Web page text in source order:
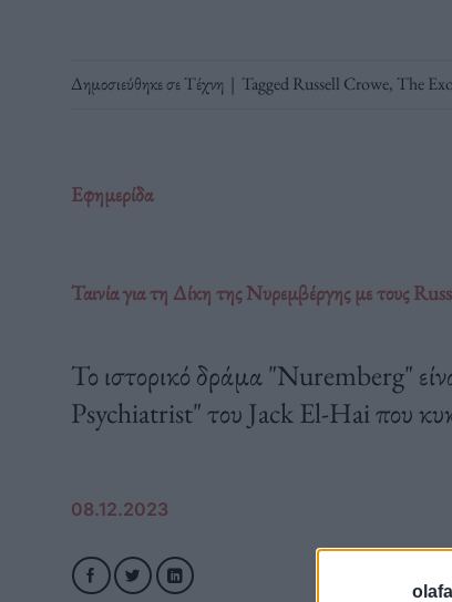
Δημοσιεύθηκε σεΤέχνη | TaggedRussell Crowe, The
Εφημερίδα
Ταινία για τη Δίκη της Νυρεμβέργης με τους
Το ιστορικό δράμα "Nuremberg"
Psychiatrist" του Jack El-Hai που
08.12.2023